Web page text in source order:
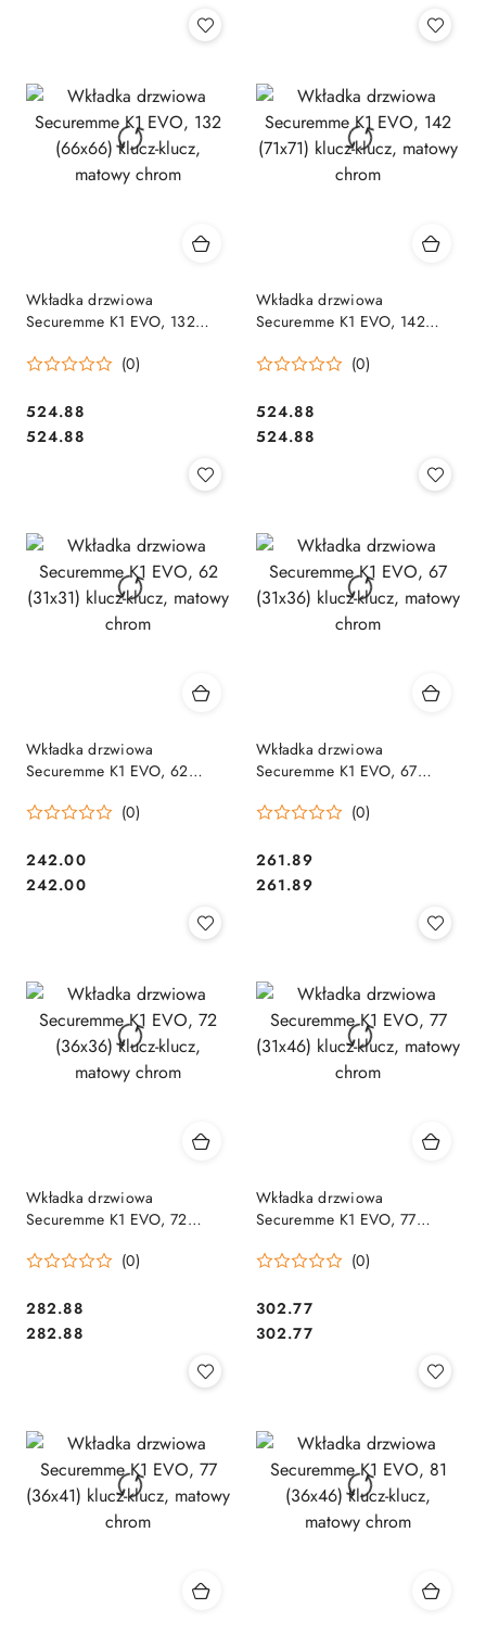
Wkładka drzwiowa
Securemme K1 EVO, 132
chrom
(0)
Cena:
524.88
Cena:
524.88
Wkładka drzwiowa
Securemme K1 EVO, 142
chrom
(0)
Cena:
524.88
Cena:
524.88
Wkładka drzwiowa
Securemme K1 EVO, 62
chrom
(0)
Cena:
242.00
Cena:
242.00
Wkładka drzwiowa
Securemme K1 EVO, 67
chrom
(0)
Cena:
261.89
Cena:
261.89
Wkładka drzwiowa
Securemme K1 EVO, 72
chrom
(0)
Cena:
282.88
Cena:
282.88
Wkładka drzwiowa
Securemme K1 EVO, 77
chrom
(0)
Cena:
302.77
Cena:
302.77